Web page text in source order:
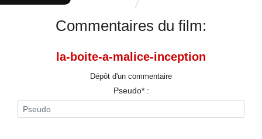
SPORTS
Commentaires du film:
la-boite-a-malice-inception
Dépôt d'un commentaire
Pseudo* :